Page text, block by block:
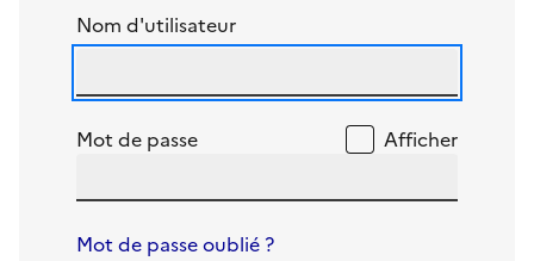
Nom d'utilisateur
Mot de passe Afficher
Mot de passe oublié ?